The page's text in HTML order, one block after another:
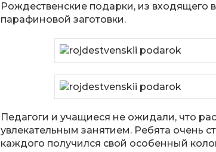
Рождественские подарки, из входящего
парафиновой заготовки.
Педагоги и учащиеся не ожидали, что
увлекательным занятием. Ребята очень
каждого получился свой особенный